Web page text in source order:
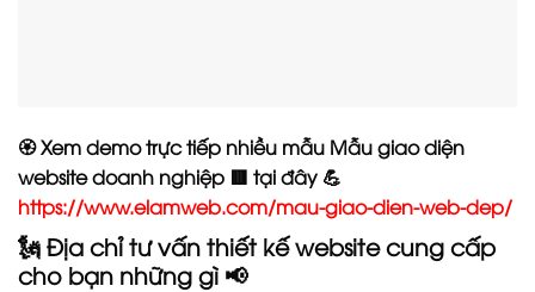
🏵️ Xem demo trực tiếp nhiều mẫu Mẫu giao diện
website doanh nghiệp 🟥 tại đây 💪
https://www.elamweb.com/mau-giao-dien-web-dep/
🗽 Địa chỉ tư vấn thiết kế website cung cấp
cho bạn những gì 📢